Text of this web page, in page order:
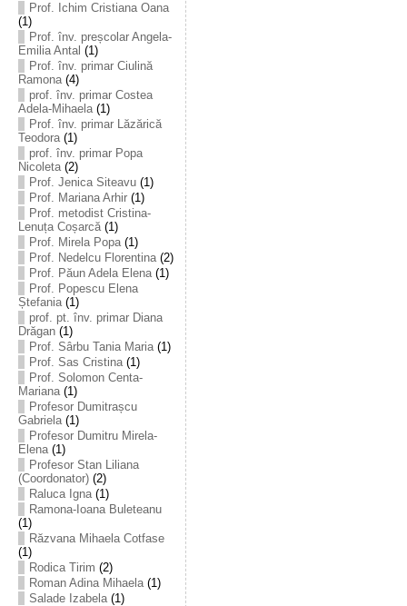
Prof. Ichim Cristiana Oana
(1)
Prof. înv. preșcolar Angela-
Emilia Antal (1)
Prof. înv. primar Ciulină
Ramona(4)
prof. înv. primar Costea
Adela-Mihaela(1)
Prof. înv. primar Lăzărică
Teodora(1)
prof. înv. primar Popa
Nicoleta(2)
Prof. Jenica Siteavu(1)
Prof. Mariana Arhir(1)
Prof. metodist Cristina-
Lenuța Coșarcă(1)
Prof. Mirela Popa(1)
Prof. Nedelcu Florentina(2)
Prof. Păun Adela Elena(1)
Prof. Popescu Elena
Ștefania(1)
prof. pt. înv. primar Diana
Drăgan(1)
Prof. Sârbu Tania Maria(1)
Prof. Sas Cristina(1)
Prof. Solomon Centa-
Mariana(1)
Profesor Dumitrașcu
Gabriela(1)
Profesor Dumitru Mirela-
Elena(1)
Profesor Stan Liliana
(Coordonator)(2)
Raluca Igna(1)
Ramona-Ioana Buleteanu
(1)
Răzvana Mihaela Cotfase
(1)
Rodica Tirim (2)
Roman Adina Mihaela(1)
Salade Izabela(1)